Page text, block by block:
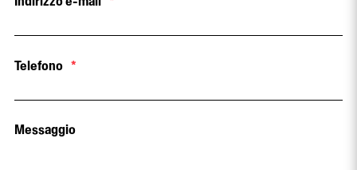
Telefono *
Messaggio